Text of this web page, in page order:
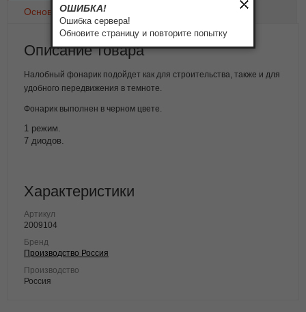
Основное Оплата
Описание товара
Налобный фонарик подойдет как для строительства, также и для
удобного передвижения в темноте.
Фонарик выполнен в черном цвете.
1 режим.
7 диодов.
Характеристики
Артикул
2009104
Бренд
Производство Россия
Производство
Россия
ОШИБКА!
Ошибка сервера!
Обновите страницу и повторите попытку